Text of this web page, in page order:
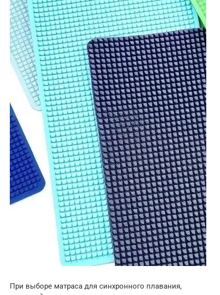
При выборе матраса для синхронного плавания,